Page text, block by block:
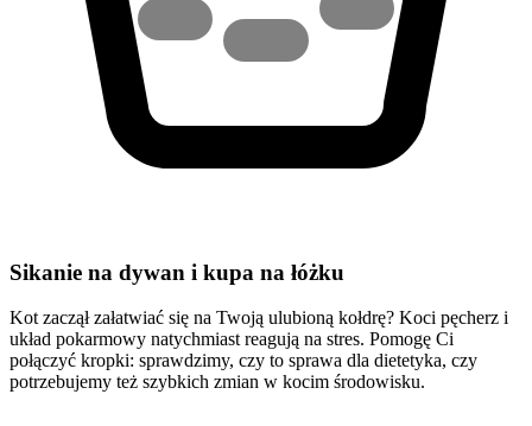
Sikanie na dywan i kupa na łóżku
Kot zaczął załatwiać się na Twoją ulubioną kołdrę? Koci pęcherz i
układ pokarmowy natychmiast reagują na stres. Pomogę Ci
połączyć kropki: sprawdzimy, czy to sprawa dla dietetyka, czy
potrzebujemy też szybkich zmian w kocim środowisku.